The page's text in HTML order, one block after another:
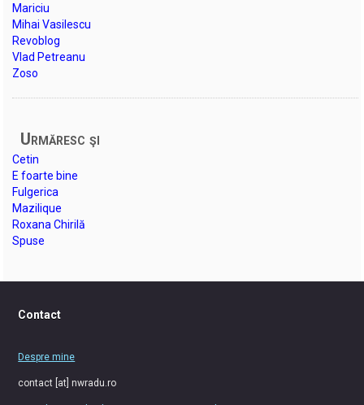
Mariciu
Mihai Vasilescu
Revoblog
Vlad Petreanu
Zoso
Urmăresc şi
Cetin
E foarte bine
Fulgerica
Mazilique
Roxana Chirilă
Spuse
Contact
Despre mine
contact [at] nwradu.ro